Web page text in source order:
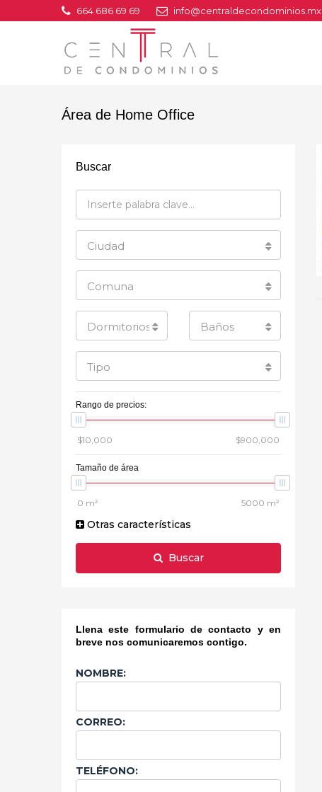
664 686 69 69 info@centraldecondominios.mx
Área de Home Office
Buscar
Ciudad
Comuna
Dormitorios Baños
Tipo
Rango de precios:
Tamaño de área
Otras características
Buscar
Llena este formulario de contacto y en
breve nos comunicaremos contigo.
NOMBRE:
CORREO:
TELÉFONO: